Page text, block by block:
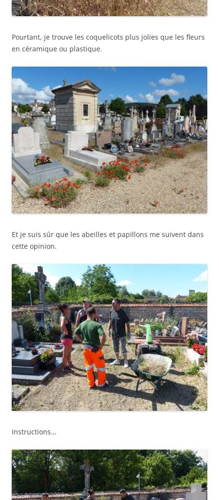
Pourtant, je trouve les coquelicots plus jolies que les fleurs
en céramique ou plastique.
Et je suis sûr que les abeilles et papillons me suivent dans
cette opinion.
Instructions…